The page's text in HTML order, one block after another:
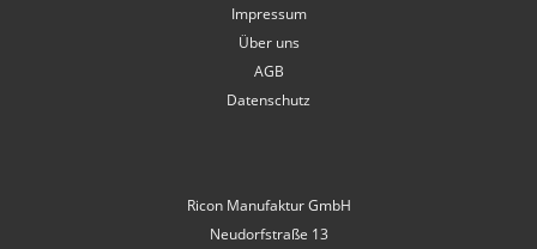
Impressum
Über uns
AGB
Datenschutz
Ricon Manufaktur GmbH
Neudorfstraße 13